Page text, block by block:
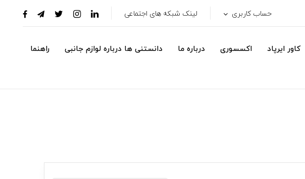
حساب کاربری لینک شبکه های اجتماعی
کاور ایرپاد اکسسوری درباره ما دانستنی ها درباره لوازم جانبی راهنما